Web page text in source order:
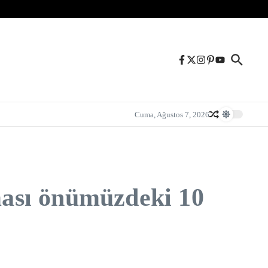
Cuma, Ağustos 7, 2026
önümüzdeki 10